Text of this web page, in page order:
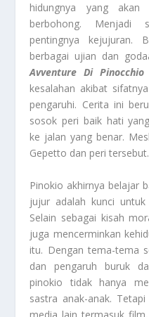
hidungnya yang
berbohong. Menjadi
pentingnya kejujuran.
berbagai ujian dan
Avventure Di Pinocchio
kesalahan akibat
pengaruhi. Cerita ini
sosok peri baik hati
ke jalan yang benar.
Gepetto dan peri tersebut.
Pinokio akhirnya belajar
jujur adalah kunci
Selain sebagai kisah
juga mencerminkan
itu. Dengan tema-tema
dan pengaruh buruk
pinokio
tidak hanya
sastra anak-anak.
media lain termasuk